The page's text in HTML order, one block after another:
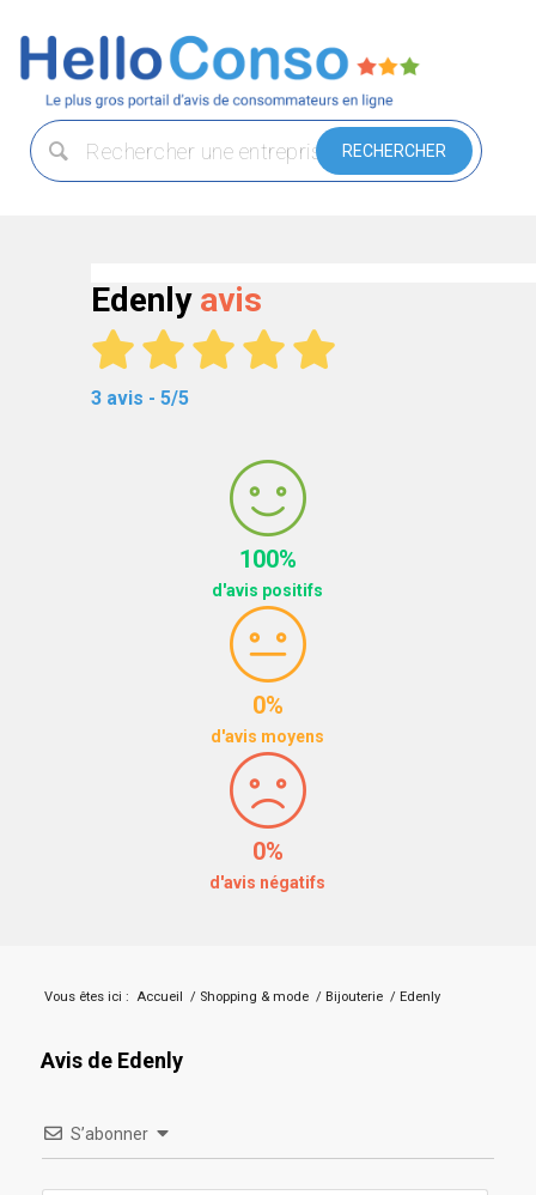
Edenly avis
3 avis - 5/5
100%
d'avis positifs
0%
d'avis moyens
0%
d'avis négatifs
Vous êtes ici : Accueil / Shopping & mode / Bijouterie / Edenly
Avis de Edenly
S’abonner